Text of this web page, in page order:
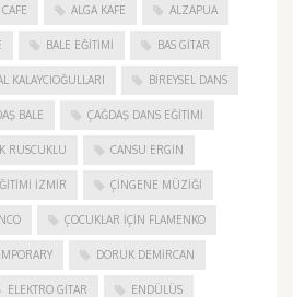
ALGA KAFE ALZAPUA
BALE EĞITIMI BAS GITAR
KALAYCIOĞULLARI BIREYSEL DANS
BALE ÇAĞDAŞ DANS EĞITIMI
RUSCUKLU CANSU ERGIN
İZMIR ÇINGENE MÜZIĞI
ÇOCUKLAR IÇIN FLAMENKO
DORUK DEMIRCAN
ELEKTRO GITAR ENDÜLÜS